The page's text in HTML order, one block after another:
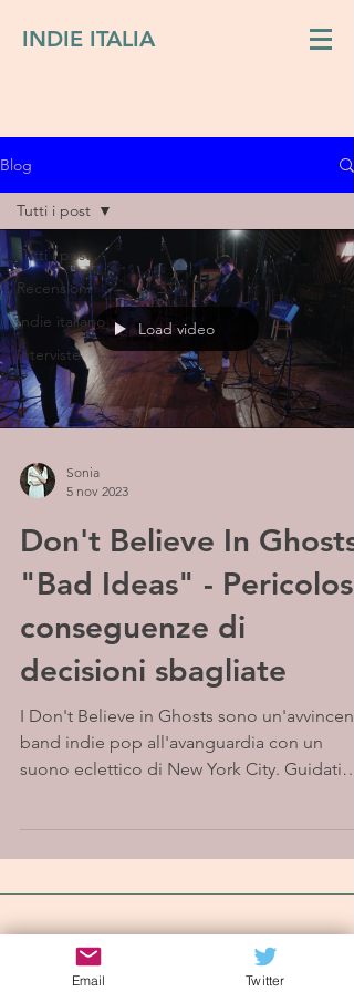
INDIE ITALIA
Blog
Tutti i post
Recensioni
Indie italiano
Interviste
Tutti i post
Load video
Sonia
5 nov 2023
Don't Believe In Ghosts
"Bad Ideas" - Pericolose
conseguenze di
decisioni sbagliate
I Don't Believe in Ghosts sono
band indie pop all'avanguardia con un
suono eclettico di New York City. Guidati
Iscriviti alla mailing list
Email Twitter